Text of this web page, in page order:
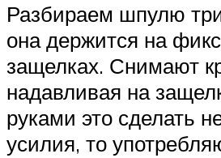
Разбираем шпулю
она держится на
защелках. Снимают
надавливая на
руками это сделать
усилия, то